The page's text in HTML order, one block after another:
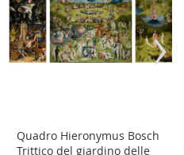
Quadro Hieronymus Bosch
Trittico del giardino delle
›